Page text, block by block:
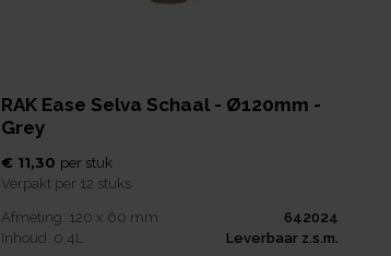
RAK Ease Selva Schaal - Ø120mm -
Grey
€ 11,30 per stuk
Verpakt per 12 stuks
Afmeting: 120 x 60 mm
Inhoud: 0,4L
642024
Leverbaar z.s.m.